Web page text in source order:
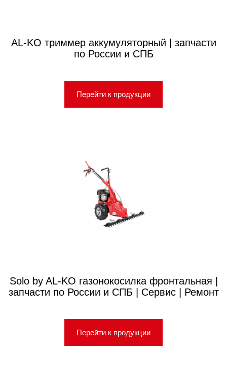
AL-KO триммер аккумуляторный | запчасти
по России и СПБ
Перейти к продукции
Solo by AL-KO газонокосилка фронтальная |
запчасти по России и СПБ | Сервис | Ремонт
Перейти к продукции